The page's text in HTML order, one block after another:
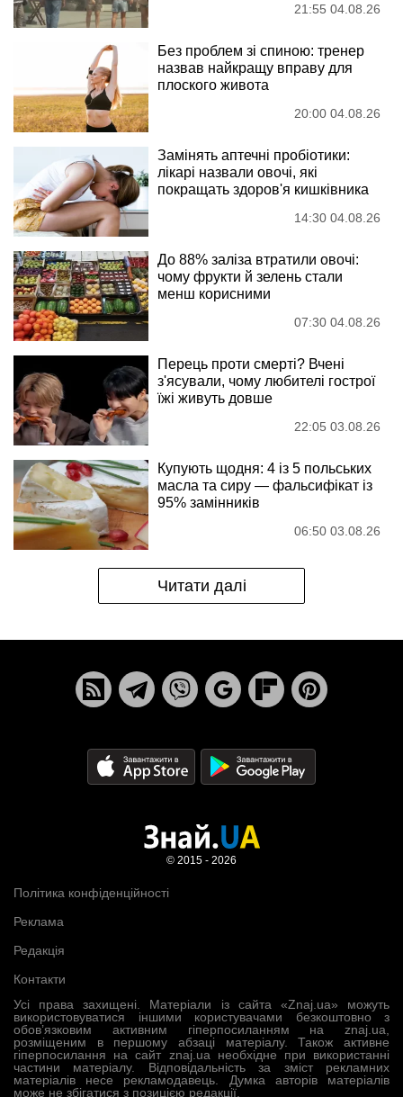
21:55 04.08.26
Без проблем зі спиною: тренер
назвав найкращу вправу для
плоского живота
20:00 04.08.26
Замінять аптечні пробіотики:
лікарі назвали овочі, які
покращать здоров'я кишківника
14:30 04.08.26
До 88% заліза втратили овочі:
чому фрукти й зелень стали
менш корисними
07:30 04.08.26
Перець проти смерті? Вчені
з'ясували, чому любителі гострої
їжі живуть довше
22:05 03.08.26
Купують щодня: 4 із 5 польських
масла та сиру — фальсифікат із
95% замінників
06:50 03.08.26
Читати далі
Усі права захищені. Матеріали із сайта «Znaj.ua» можуть
використовуватися іншими користувачами безкоштовно з
обов’язковим активним гіперпосиланням на znaj.ua,
розміщеним в першому абзаці матеріалу. Також активне
гіперпосилання на сайт znaj.ua необхідне при використанні
частини матеріалу. Відповідальність за зміст рекламних
матеріалів несе рекламодавець. Думка авторів матеріалів
може не збігатися з позицією редакції.
Політика конфіденційності
Реклама
Редакція
Контакти
© 2015 - 2026